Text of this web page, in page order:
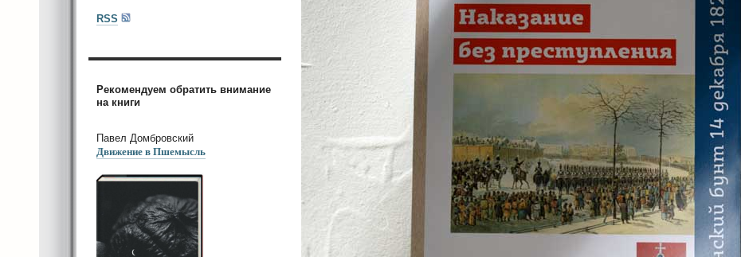
RSS
Рекомендуем обратить внимание
на книги
Павел Домбровский
Движение в Пшемысль